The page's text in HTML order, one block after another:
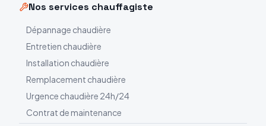
Nos services chauffagiste
Dépannage chaudière
Entretien chaudière
Installation chaudière
Remplacement chaudière
Urgence chaudière 24h/24
Contrat de maintenance